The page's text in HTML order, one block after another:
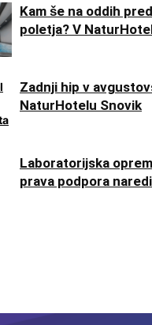
Kam še na oddih
poletja? V
Zadnji hip v
NaturHotelu Snovik
Laboratorijska
prava podpora